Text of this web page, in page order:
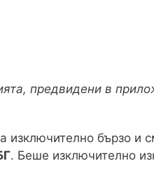
предвидени в
бързо и
. Беше изключително